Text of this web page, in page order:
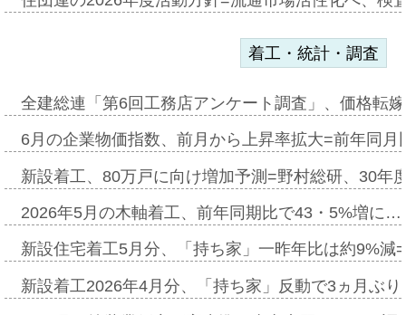
着工・統計・調査
全建総連「第6回工務店アンケート調査」、価格転
6月の企業物価指数、前月から上昇率拡大=前年同
新設着工、80万戸に向け増加予測=野村総研、30年
2026年5月の木軸着工、前年同期比で43・5%増に…
新設住宅着工5月分、「持ち家」一昨年比は約9%
新設着工2026年4月分、「持ち家」反動で3ヵ月ぶ